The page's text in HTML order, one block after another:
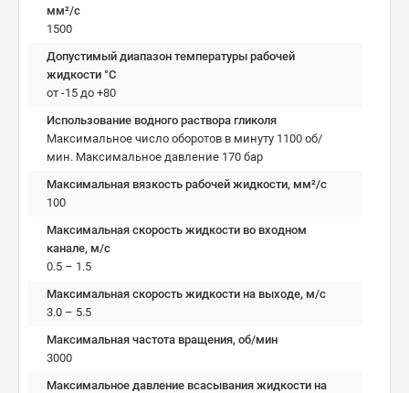
мм²/c
1500
Допустимый диапазон температуры рабочей
жидкости °C
от -15 до +80
Использование водного раствора гликоля
Максимальное число оборотов в минуту 1100 об/
мин. Максимальное давление 170 бар
Максимальная вязкость рабочей жидкости, мм²/c
100
Максимальная скорость жидкости во входном
канале, м/с
0.5 – 1.5
Максимальная скорость жидкости на выходе, м/с
3.0 – 5.5
Максимальная частота вращения, об/мин
3000
Максимальное давление всасывания жидкости на